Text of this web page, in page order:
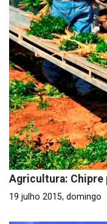
Agricultura: Chipre
19 julho 2015, domingo